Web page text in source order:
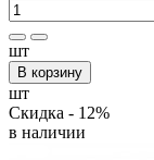
шт
В корзину
шт
Скидка - 12%
в наличии